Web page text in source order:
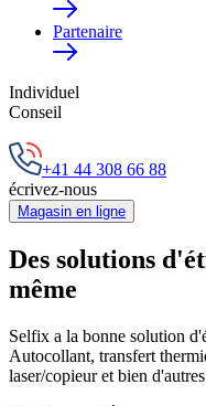
Partenaire
Individuel
Conseil
+41 44 308 66 88
écrivez-nous
Magasin en ligne
Des solutions
même
Selfix a la bonne solution
Autocollant, transfert
laser/copieur et bien